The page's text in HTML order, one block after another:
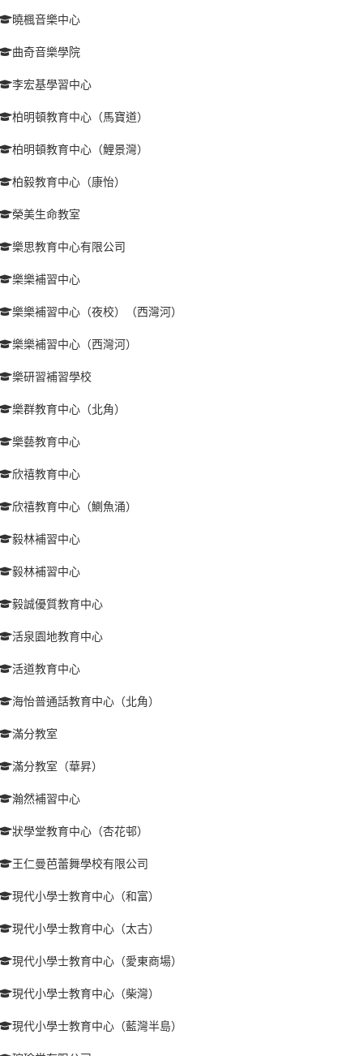
曉楓音樂中心
曲奇音樂學院
李宏基學習中心
柏明頓教育中心（馬寶道）
柏明頓教育中心（鯉景灣）
柏毅教育中心（康怡）
榮美生命教室
樂思教育中心有限公司
樂樂補習中心
樂樂補習中心（夜校）（西灣河）
樂樂補習中心（西灣河）
樂研習補習學校
樂群教育中心（北角）
樂藝教育中心
欣禧教育中心
欣禧教育中心（鰂魚涌）
毅林補習中心
毅林補習中心
毅誠優質教育中心
活泉園地教育中心
活道教育中心
海怡普通話教育中心（北角）
滿分教室
滿分教室（華昇）
瀚然補習中心
狀學堂教育中心（杏花邨）
王仁曼芭蕾舞學校有限公司
現代小學士教育中心（和富）
現代小學士教育中心（太古）
現代小學士教育中心（愛東商場）
現代小學士教育中心（柴灣）
現代小學士教育中心（藍灣半島）